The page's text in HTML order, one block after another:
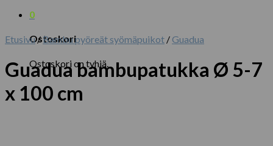
0
Ostoskori
Ostoskori on tyhjä.
Etusivu / Bambu pyöreät syömäpuikot / Guadua
Guadua bambupatukka Ø 5-7
x 100 cm